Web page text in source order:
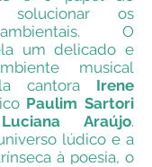
os
O
um delicado e
musical
cantora Irene
Paulim Sartori
Luciana Araújo.
lúdico e a
à poesia, o